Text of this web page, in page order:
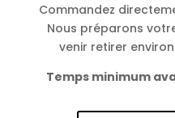
Commandez
Nous préparons
venir retirer
Temps minimum